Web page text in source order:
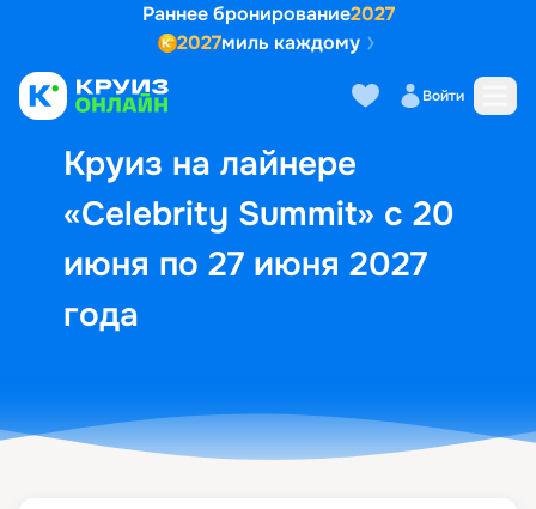
Раннее бронирование2027
2027миль каждому
Войти
Круиз на лайнере
«Celebrity Summit» с 20
июня по 27 июня 2027
года
Выбор кают Маршрут и